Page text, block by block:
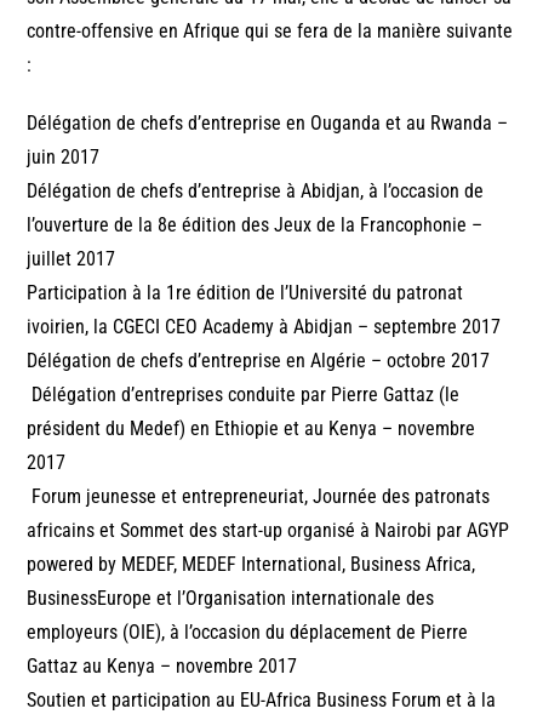
contre-offensive en Afrique qui se fera de la manière suivante
:
Délégation de chefs d’entreprise en Ouganda et au Rwanda –
juin 2017
Délégation de chefs d’entreprise à Abidjan, à l’occasion de
l’ouverture de la 8e édition des Jeux de la Francophonie –
juillet 2017
Participation à la 1re édition de l’Université du patronat
ivoirien, la CGECI CEO Academy à Abidjan – septembre 2017
Délégation de chefs d’entreprise en Algérie – octobre 2017
Délégation d’entreprises conduite par Pierre Gattaz (le
président du Medef) en Ethiopie et au Kenya – novembre
2017
Forum jeunesse et entrepreneuriat, Journée des patronats
africains et Sommet des start-up organisé à Nairobi par AGYP
powered by MEDEF, MEDEF International, Business Africa,
BusinessEurope et l’Organisation internationale des
employeurs (OIE), à l’occasion du déplacement de Pierre
Gattaz au Kenya – novembre 2017
Soutien et participation au EU-Africa Business Forum et à la